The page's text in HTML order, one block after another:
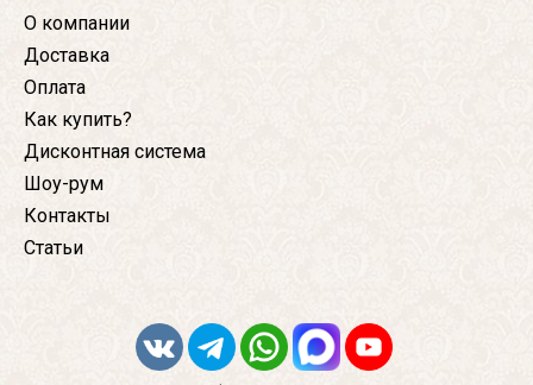
О компании
Доставка
Оплата
Как купить?
Дисконтная система
Шоу-рум
Контакты
Статьи